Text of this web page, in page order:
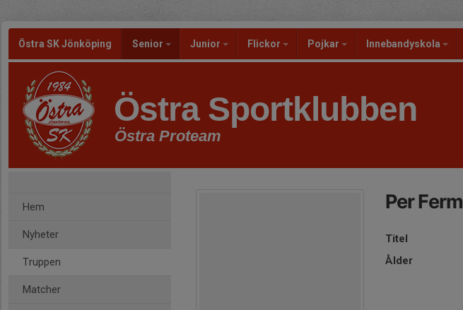
Östra SK Jönköping Senior Junior Flickor Pojkar Innebandyskola
Östra Sportklubben
Östra Proteam
Hem
Nyheter
Truppen
Matcher
Per Ferm
Titel
Ålder